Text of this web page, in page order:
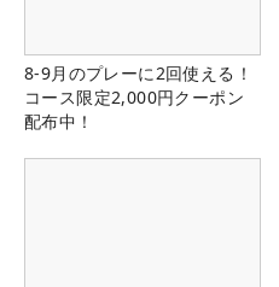
8-9月のプレーに2回使える！
コース限定2,000円クーポン
配布中！